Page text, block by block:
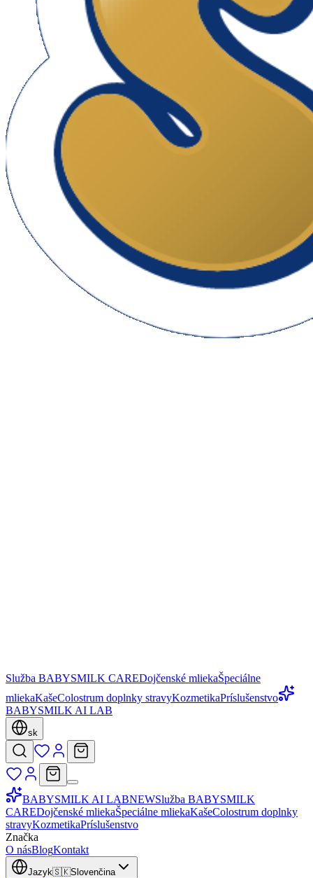
Služba BABYSMILK CAREDojčenské mliekaŠpeciálne
mliekaKašeColostrum doplnky stravyKozmetikaPríslušenstvo
BABYSMILK AI LAB
sk
BABYSMILK AI LABNEWSlužba BABYSMILK
CAREDojčenské mliekaŠpeciálne mliekaKašeColostrum doplnky
stravyKozmetikaPríslušenstvo
Značka
O násBlogKontakt
Jazyk🇸🇰Slovenčina